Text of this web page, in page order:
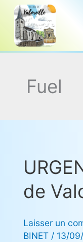
Aller
contenu
Fuel
de
Laisser un
BINET / 13/
URGENT
Commune
Valoreille